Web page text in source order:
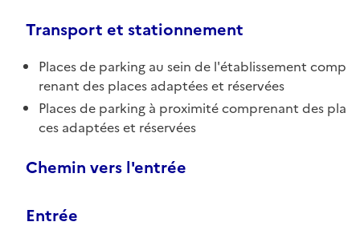
Transport et stationnement
Places de parking au sein de l'établissement comp
renant des places adaptées et réservées
Places de parking à proximité comprenant des pla
ces adaptées et réservées
Chemin vers l'entrée
Entrée